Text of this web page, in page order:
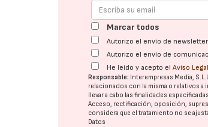
Marcar todos
Autorizo el envío de
Autorizo el envío de
He leído y acepto elAviso Legal
Responsable: Interempresas Media,
relacionados con la misma o relativos
llevar a cabo las finalidades
Acceso, rectificación, oposición,
considera que el tratamiento no se
Datos